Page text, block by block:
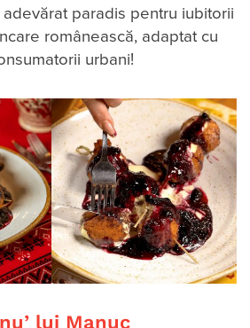
paradis pentru iubitorii
românească, adaptat cu
urbani!
lui Manuc